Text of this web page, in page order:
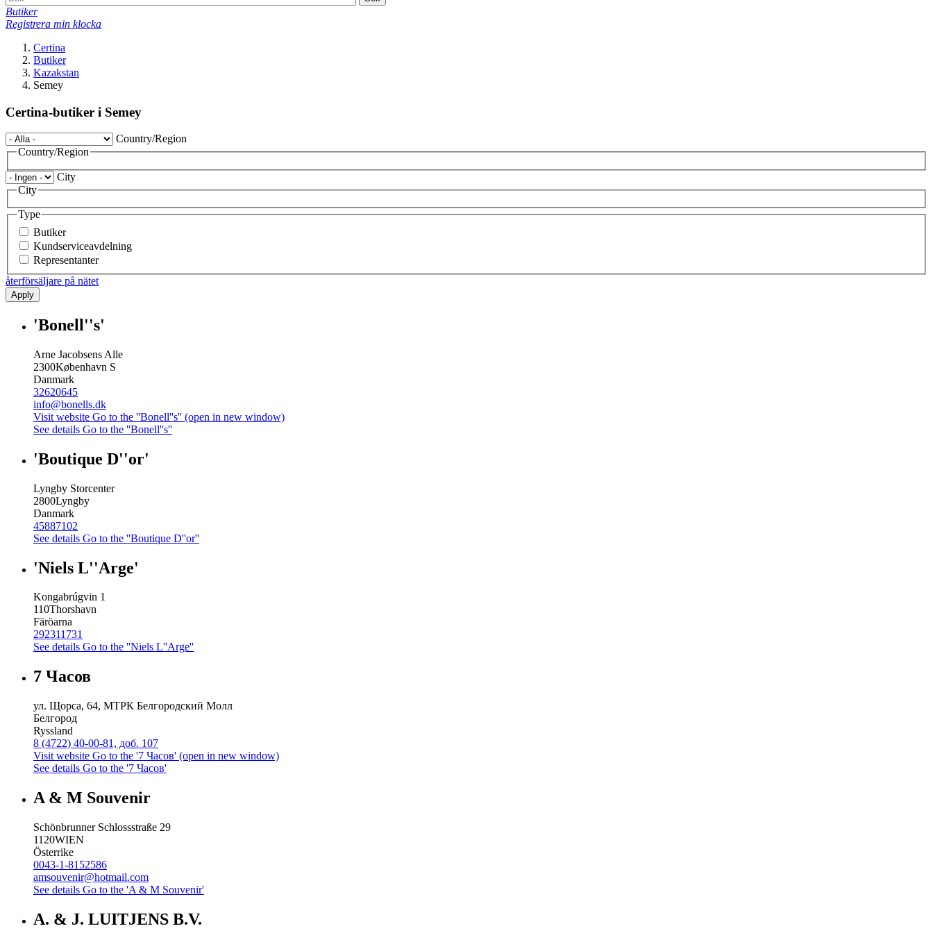
Butiker
Registrera min klocka
Certina
Butiker
Kazakstan
Semey
Certina-butiker i Semey
Country/Region
Country/Region
City
City
Type
Butiker
Kundserviceavdelning
Representanter
återförsäljare på nätet
Apply
'Bonell''s'
Arne Jacobsens Alle
2300København S
Danmark
32620645
info@bonells.dk
Visit website Go to the ''Bonell''s'' (open in new window)
See details Go to the ''Bonell''s''
'Boutique D''or'
Lyngby Storcenter
2800Lyngby
Danmark
45887102
See details Go to the ''Boutique D''or''
'Niels L''Arge'
Kongabrúgvin 1
110Thorshavn
Färöarna
292311731
See details Go to the ''Niels L''Arge''
7 Часов
ул. Щорса, 64, МТРК Белгородский Молл
Белгород
Ryssland
8 (4722) 40-00-81, доб. 107
Visit website Go to the '7 Часов' (open in new window)
See details Go to the '7 Часов'
A & M Souvenir
Schönbrunner Schlossstraße 29
1120WIEN
Österrike
0043-1-8152586
amsouvenir@hotmail.com
See details Go to the 'A & M Souvenir'
A. & J. LUITJENS B.V.